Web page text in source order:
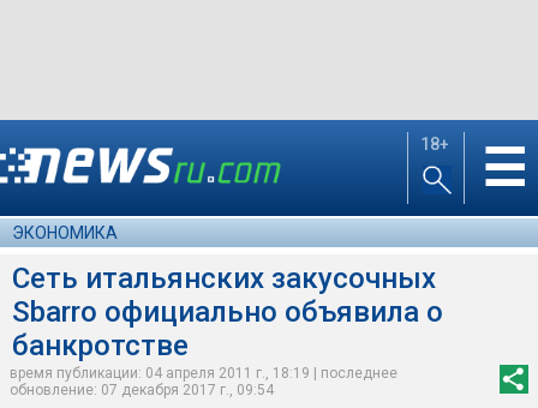
18+ ☰
ЭКОНОМИКА
Сеть итальянских закусочных
Sbarro официально объявила о
банкротстве
время публикации: 04 апреля 2011 г., 18:19 | последнее
обновление: 07 декабря 2017 г., 09:54